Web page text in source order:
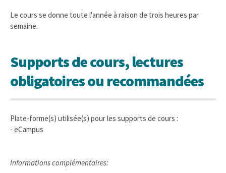
Le cours se donne toute l'année à raison de trois heures par
semaine.
Supports de cours, lectures
obligatoires ou recommandées
Plate-forme(s) utilisée(s) pour les supports de cours :
- eCampus
Informations complémentaires: